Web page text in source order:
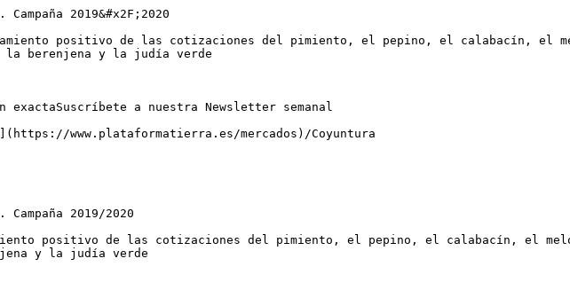
2019&#x2F;2020
positivo de las cotizaciones del pimiento, el pepino, el calabacín, el
la berenjena y la judía verde
a nuestra Newsletter semanal
www.plataformatierra.es/mercados)/Coyuntura
2019/2020
positivo de las cotizaciones del pimiento, el pepino, el calabacín, el
y la judía verde